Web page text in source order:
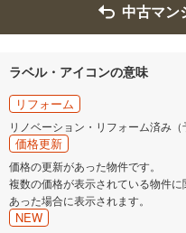
中古マン
ラベル・アイコンの意味
リフォーム
リノベーション・リフォーム済み（
価格更新
価格の更新があった物件です。
複数の価格が表示されている物件
あった場合に表示されます。
NEW